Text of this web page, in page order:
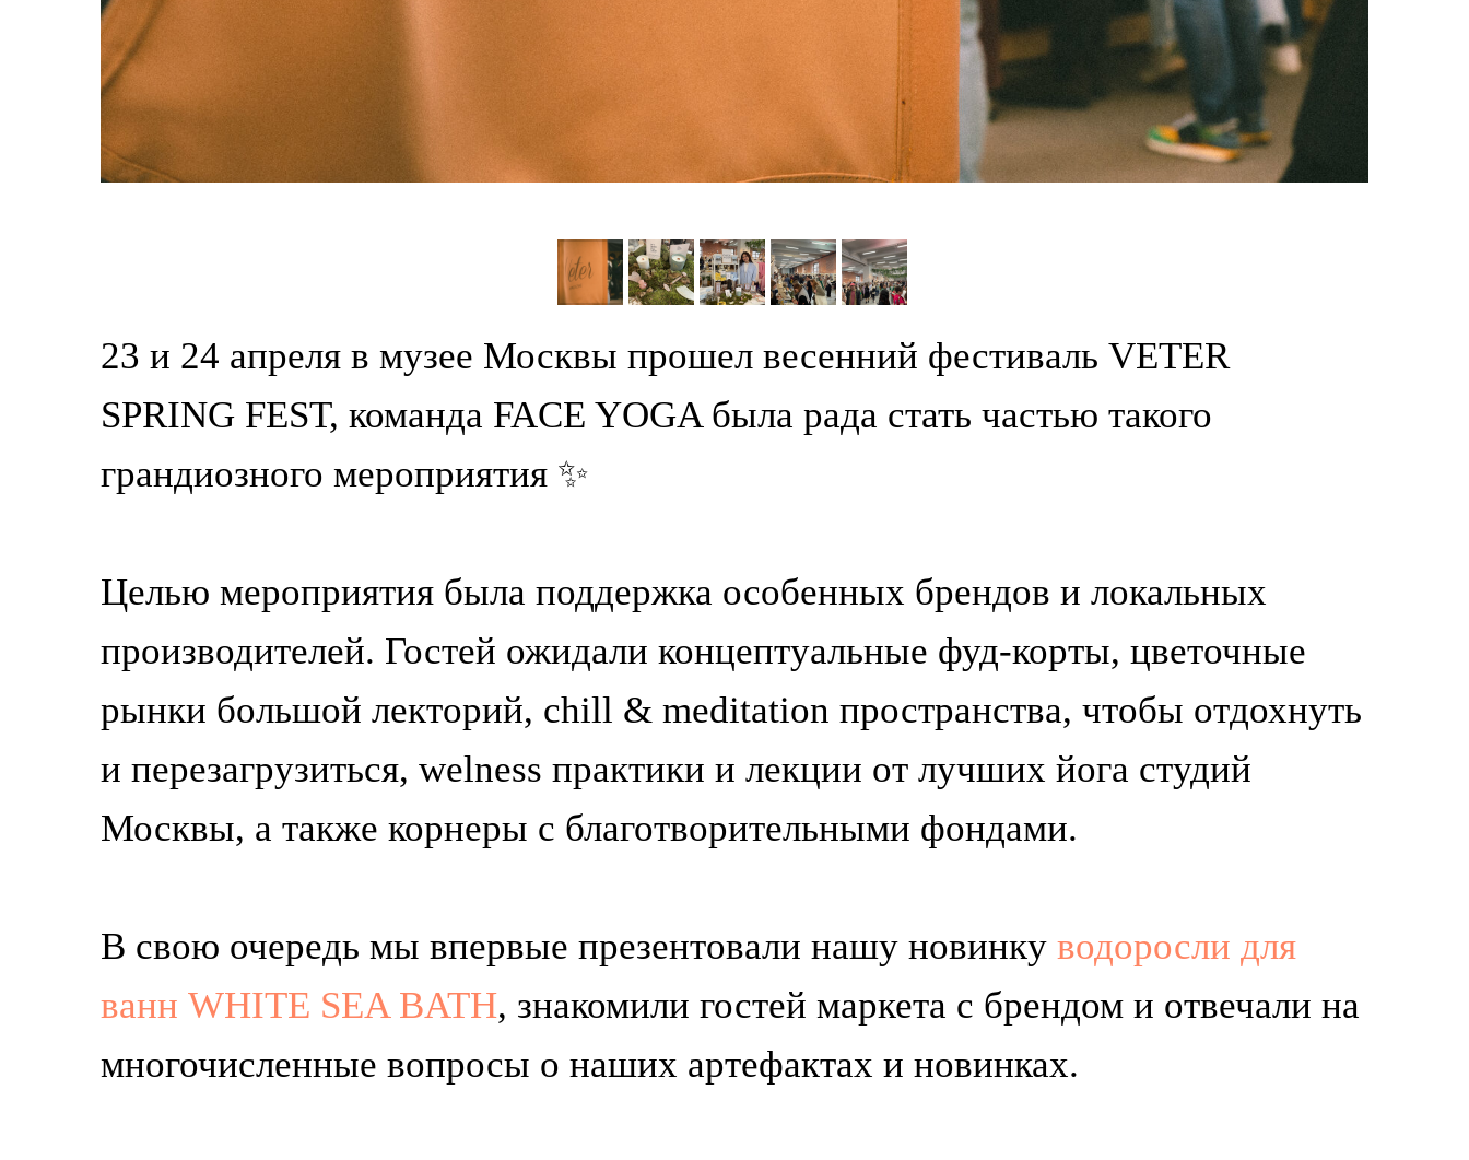
23 и 24 апреля в музее Москвы прошел весенний фестиваль VETER
SPRING FEST, команда FACE YOGA была рада стать частью такого
грандиозного мероприятия ✨
Целью мероприятия была поддержка особенных брендов и локальных
производителей. Гостей ожидали концептуальные фуд-корты, цветочные
рынки большой лекторий, chill & meditation пространства, чтобы отдохнуть
и перезагрузиться, welness практики и лекции от лучших йога студий
Москвы, а также корнеры с благотворительными фондами.
В свою очередь мы впервые презентовали нашу новинку водоросли для
ванн WHITE SEA BATH, знакомили гостей маркета с брендом и отвечали на
многочисленные вопросы о наших артефактах и новинках.